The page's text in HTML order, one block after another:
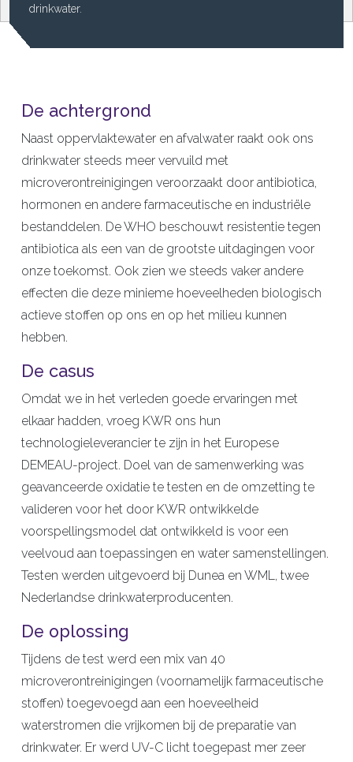
drinkwater.
De achtergrond
Naast oppervlaktewater en afvalwater raakt ook ons
drinkwater steeds meer vervuild met
microverontreinigingen veroorzaakt door antibiotica,
hormonen en andere farmaceutische en industriële
bestanddelen. De WHO beschouwt resistentie tegen
antibiotica als een van de grootste uitdagingen voor
onze toekomst. Ook zien we steeds vaker andere
effecten die deze minieme hoeveelheden biologisch
actieve stoffen op ons en op het milieu kunnen
hebben.
De casus
Omdat we in het verleden goede ervaringen met
elkaar hadden, vroeg KWR ons hun
technologieleverancier te zijn in het Europese
DEMEAU-project. Doel van de samenwerking was
geavanceerde oxidatie te testen en de omzetting te
valideren voor het door KWR ontwikkelde
voorspellingsmodel dat ontwikkeld is voor een
veelvoud aan toepassingen en water samenstellingen.
Testen werden uitgevoerd bij Dunea en WML, twee
Nederlandse drinkwaterproducenten.
De oplossing
Tijdens de test werd een mix van 40
microverontreinigingen (voornamelijk farmaceutische
stoffen) toegevoegd aan een hoeveelheid
waterstromen die vrijkomen bij de preparatie van
drinkwater. Er werd UV-C licht toegepast mer zeer